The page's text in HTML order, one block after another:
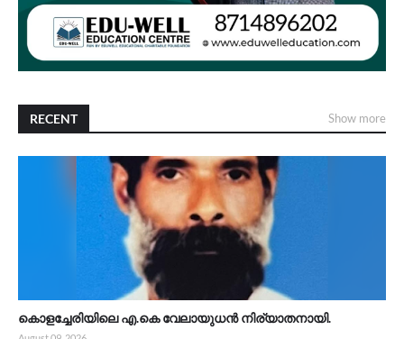
RECENT Show more
കൊളച്ചേരിയിലെ എ.കെ വേലായുധൻ നിര്യാതനായി.